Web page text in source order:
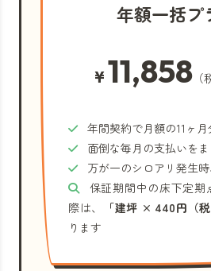
年額一括プ
¥11,858
年間契約で月額の11ヶ
面倒な毎月の支払いを
万が一のシロアリ発生
保証期間中の床下定期
際は、
「建坪 × 440円（
ります